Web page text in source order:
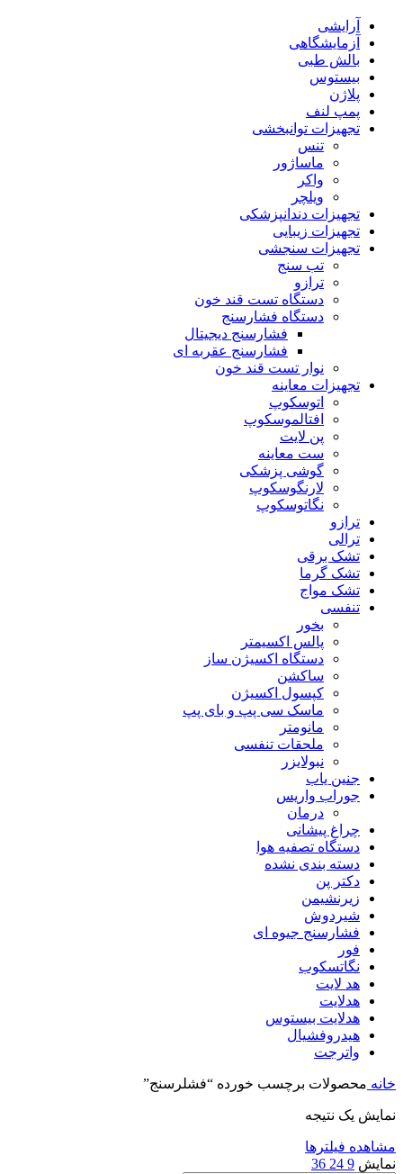
آرایشی
آزمایشگاهی
بالش طبی
بیستوس
پلاژن
پمپ لنف
تجهیزات توانبخشی
تنس
ماساژور
واکر
ویلچر
تجهیزات دندانپزشکی
تجهیزات زیبایی
تجهیزات سنجشی
تب سنج
ترازو
دستگاه تست قند خون
دستگاه فشارسنج
فشارسنج دیجیتال
فشارسنج عقربه ای
نوار تست قند خون
تجهیزات معاینه
اتوسکوپ
افتالموسکوپ
پن لایت
ست معاینه
گوشی پزشکی
لارنگوسکوپ
نگاتوسکوپ
ترازو
ترالی
تشک برقی
تشک گرما
تشک مواج
تنفسی
بخور
پالس اکسیمتر
دستگاه اکسیژن ساز
ساکشن
کپسول اکسیژن
ماسک سی پپ و بای پپ
مانومتر
ملحقات تنفسی
نبولایزر
جنین یاب
جوراب واریس
درمان
چراغ پیشانی
دستگاه تصفیه هوا
دسته بندی نشده
دکتر پن
زیرنشیمن
شیردوش
فشارسنج جیوه ای
فور
نگاتسکوب
هد لایت
هدلایت
هدلایت بیستوس
هیدروفشیال
واترجت
خانه محصولات برچسب خورده “فشلرسنج”
نمایش یک نتیجه
مشاهده فیلترها
نمایش 9
24
36